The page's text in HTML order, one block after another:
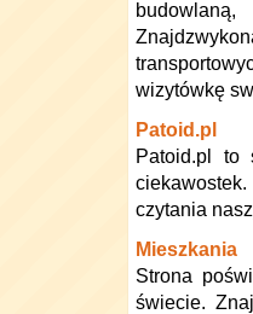
wizytówkę
Patoid.pl
Patoid.pl to
czytania
Mieszkania
Strona
świecie.